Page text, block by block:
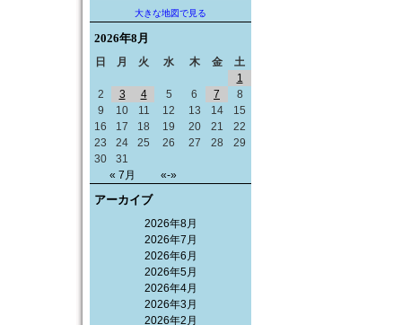
大きな地図で見る
2026年8月
日 月 火 水 木 金 土
« 7月 «-»
1
2
3 4 5 6 7
8
9
10 11 12 13 14
15
16
17 18 19 20 21
22
23
24 25 26 27 28
29
30
31
アーカイブ
2026年8月
2026年7月
2026年6月
2026年5月
2026年4月
2026年3月
2026年2月